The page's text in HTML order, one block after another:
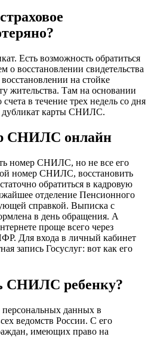
Есть возможность обратиться
о восстановлении свидетельства
на стойке
жительства. Там на основании
в течение трех недель со дня
дубликат карты СНИЛС.
СНИЛС онлайн
номер СНИЛС, но не все его
номер СНИЛС, восстановить
обратиться в кадровую
отделение Пенсионного
справкой. Выписка с
в день обращения. А
проще всего через
Для входа в личный кабинет
запись Госуслуг: вот как его
СНИЛС ребенку?
данных в
ведомств России. С его
имеющих право на